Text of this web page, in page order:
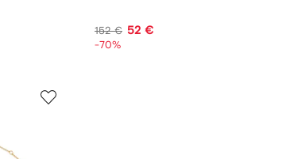
152 € 52 €
-70%